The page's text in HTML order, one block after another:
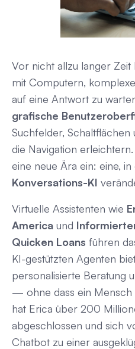
Vor nicht allzu langer
mit Computern,
auf eine Antwort zu
grafische
Suchfelder,
die Navigation
eine neue Ära ein: eine, in
Konversations-KI
Virtuelle Assistenten wie
America und
Quicken Loans führen
KI-gestützten Agenten
personalisierte Beratung
— ohne dass ein Mensch
hat Erica über 200
abgeschlossen und sich
Chatbot zu einer